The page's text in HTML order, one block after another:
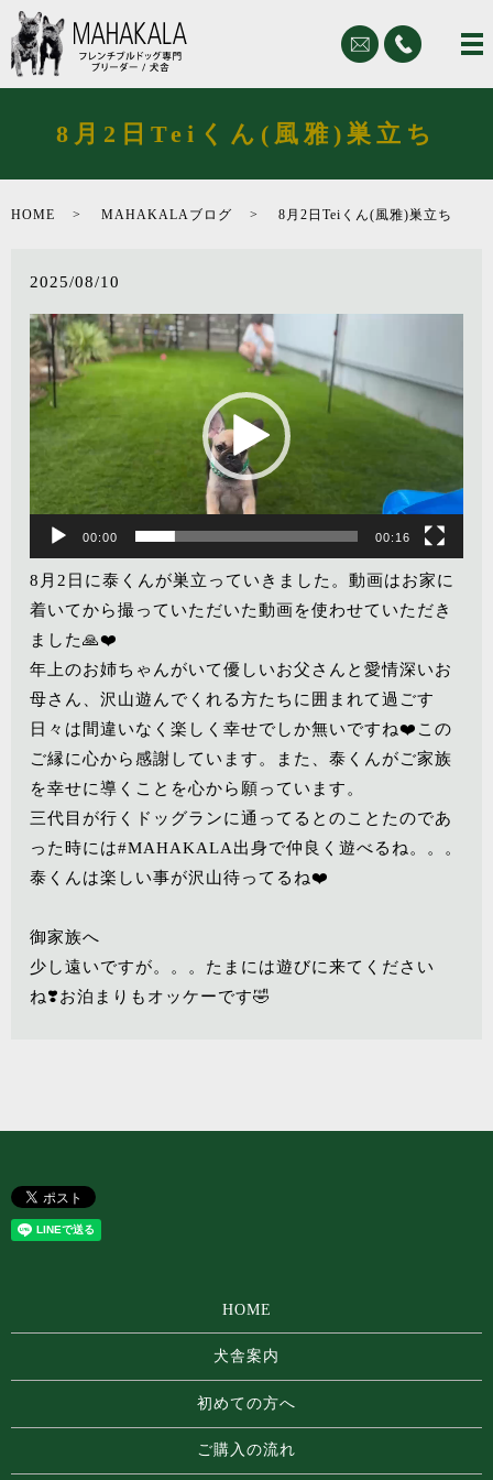
8月2日Teiくん(風雅)巣立ち
HOME MAHAKALAブログ 8月2日Teiくん(風雅)巣立ち
2025/08/10
動
画
プ
ー
ヤ
ー
00:00 00:16
8月2日に泰くんが巣立っていきました。動画はお家に
着いてから撮っていただいた動画を使わせていただき
ました🙏❤️
年上のお姉ちゃんがいて優しいお父さんと愛情深いお
母さん、沢山遊んでくれる方たちに囲まれて過ごす
日々は間違いなく楽しく幸せでしか無いですね❤️この
ご縁に心から感謝しています。また、泰くんがご家族
を幸せに導くことを心から願っています。
三代目が行くドッグランに通ってるとのことたのであ
った時には#MAHAKALA出身で仲良く遊べるね。。。
泰くんは楽しい事が沢山待ってるね❤️
御家族へ
少し遠いですが。。。たまには遊びに来てください
ね❣️お泊まりもオッケーです🤣
HOME
犬舎案内
初めての方へ
ご購入の流れ